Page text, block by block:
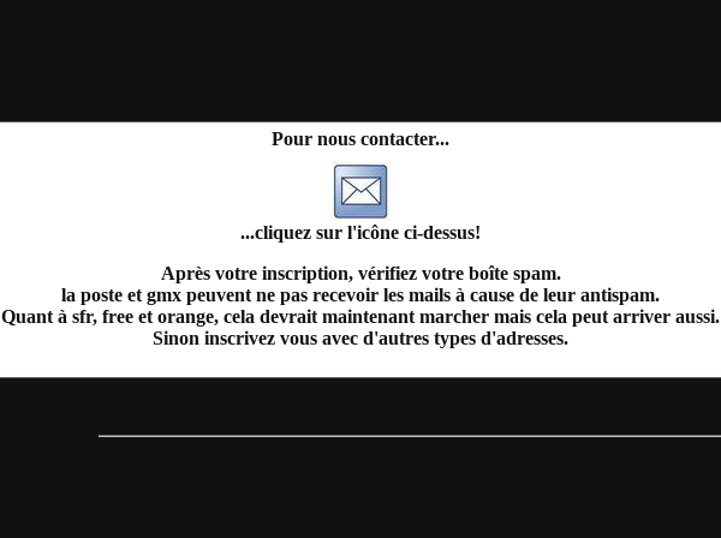
Pour nous contacter...
...cliquez sur l'icône ci-dessus!
Après votre inscription, vérifiez votre boîte spam.
la poste et gmx peuvent ne pas recevoir les mails à cause de leur antispam.
Quant à sfr, free et orange, cela devrait maintenant marcher mais cela peut arriver aussi.
Sinon inscrivez vous avec d'autres types d'adresses.